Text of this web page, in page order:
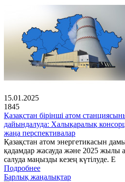
15.01.2025
1845
Қазақстан бірінші атом
дайындалуда: Халықаралық
жаңа перспективалар
Қазақстан атом энергетикасын
қадамдар жасауда және 2025 жылы
салуда маңызды кезең күтілуде. Е
Подробнее
Барлық жаңалықтар